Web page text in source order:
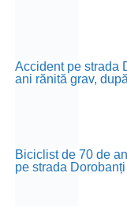
Accident pe strada
ani rănită grav,
Biciclist de 70 de
pe strada